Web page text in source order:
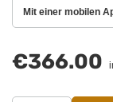
Mit einer mobilen
€366.00